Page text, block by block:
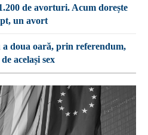
de avorturi. Acum dorește
un avort
doua oară, prin referendum,
același sex